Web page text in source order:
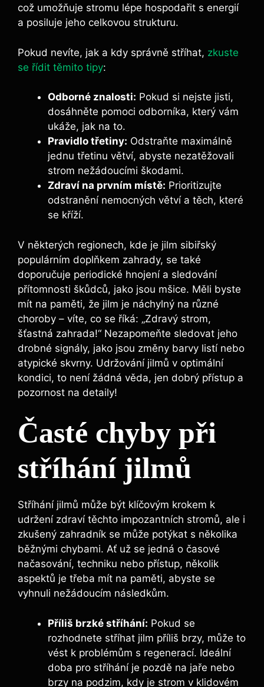
což umožňuje stromu lépe hospodařit s energií
a posiluje jeho celkovou strukturu.
Pokud nevíte, jak a kdy správně stříhat, zkuste
se řídit těmito tipy:
Odborné znalosti: Pokud si nejste jisti,
dosáhněte pomoci odborníka, který vám
ukáže, jak na to.
Pravidlo třetiny: Odstraňte maximálně
jednu třetinu větví, abyste nezatěžovali
strom nežádoucími škodami.
Zdraví na prvním místě: Prioritizujte
odstranění nemocných větví a těch, které
se kříží.
V některých regionech, kde je jilm sibiřský
populárním doplňkem zahrady, se také
doporučuje periodické hnojení a sledování
přítomnosti škůdců, jako jsou mšice. Měli byste
mít na paměti, že jilm je náchylný na různé
choroby – víte, co se říká: „Zdravý strom,
šťastná zahrada!“ Nezapomeňte sledovat jeho
drobné signály, jako jsou změny barvy listí nebo
atypické skvrny. Udržování jilmů v optimální
kondici, to není žádná věda, jen dobrý přístup a
pozornost na detaily!
Časté chyby při
stříhání jilmů
Stříhání jilmů může být klíčovým krokem k
udržení zdraví těchto impozantních stromů, ale i
zkušený zahradník se může potýkat s několika
běžnými chybami. Ať už se jedná o časové
načasování, techniku nebo přístup, několik
aspektů je třeba mít na paměti, abyste se
vyhnuli nežádoucím následkům.
Příliš brzké stříhání: Pokud se
rozhodnete stříhat jilm příliš brzy, může to
vést k problémům s regenerací. Ideální
doba pro stříhání je pozdě na jaře nebo
brzy na podzim, kdy je strom v klidovém